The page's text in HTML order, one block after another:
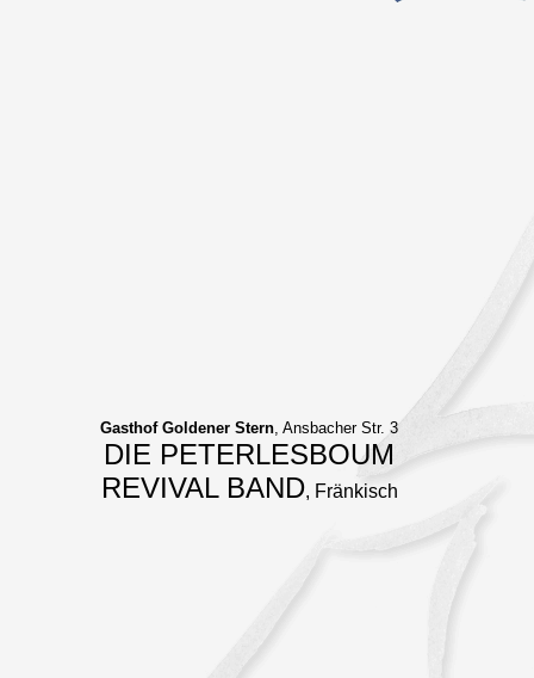
Gasthof Goldener Stern, Ansbacher Str. 3
DIE PETERLESBOUM
REVIVAL BAND, Fränkisch